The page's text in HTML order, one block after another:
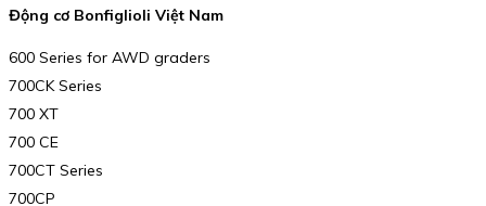
Động cơ Bonfiglioli Việt Nam
600 Series for AWD graders
700CK Series
700 XT
700 CE
700CT Series
700CP